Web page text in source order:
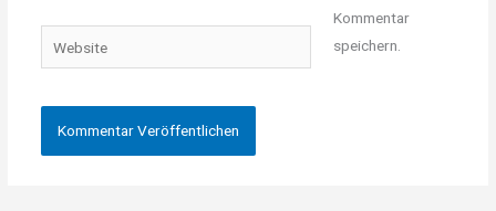
Website
Kommentar
speichern.